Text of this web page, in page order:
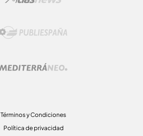
Términos y Condiciones
Política de privacidad